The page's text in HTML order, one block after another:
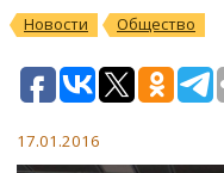
Новости Общество
17.01.2016